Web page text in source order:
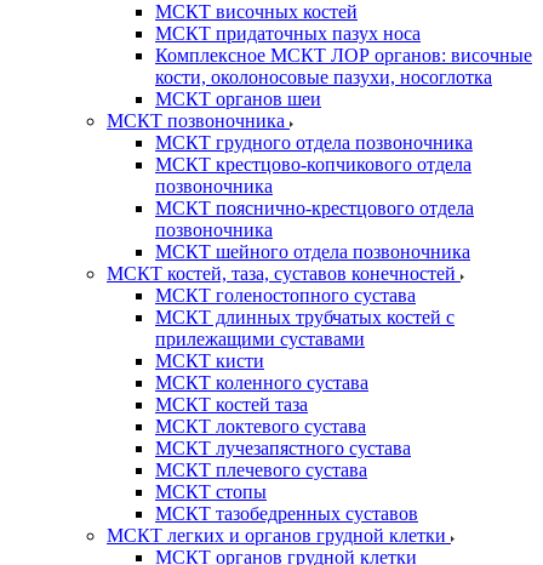
МСКТ височных костей
МСКТ придаточных пазух носа
Комплексное МСКТ ЛОР органов: височные
кости, околоносовые пазухи, носоглотка
МСКТ органов шеи
МСКТ позвоночника
МСКТ грудного отдела позвоночника
МСКТ крестцово-копчикового отдела
позвоночника
МСКТ пояснично-крестцового отдела
позвоночника
МСКТ шейного отдела позвоночника
МСКТ костей, таза, суставов конечностей
МСКТ голеностопного сустава
МСКТ длинных трубчатых костей с
прилежащими суставами
МСКТ кисти
МСКТ коленного сустава
МСКТ костей таза
МСКТ локтевого сустава
МСКТ лучезапястного сустава
МСКТ плечевого сустава
МСКТ стопы
МСКТ тазобедренных суставов
МСКТ легких и органов грудной клетки
МСКТ органов грудной клетки